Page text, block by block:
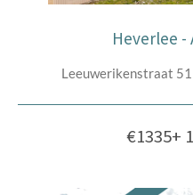
Heverlee
Leeuwerikenstraat
€1335+